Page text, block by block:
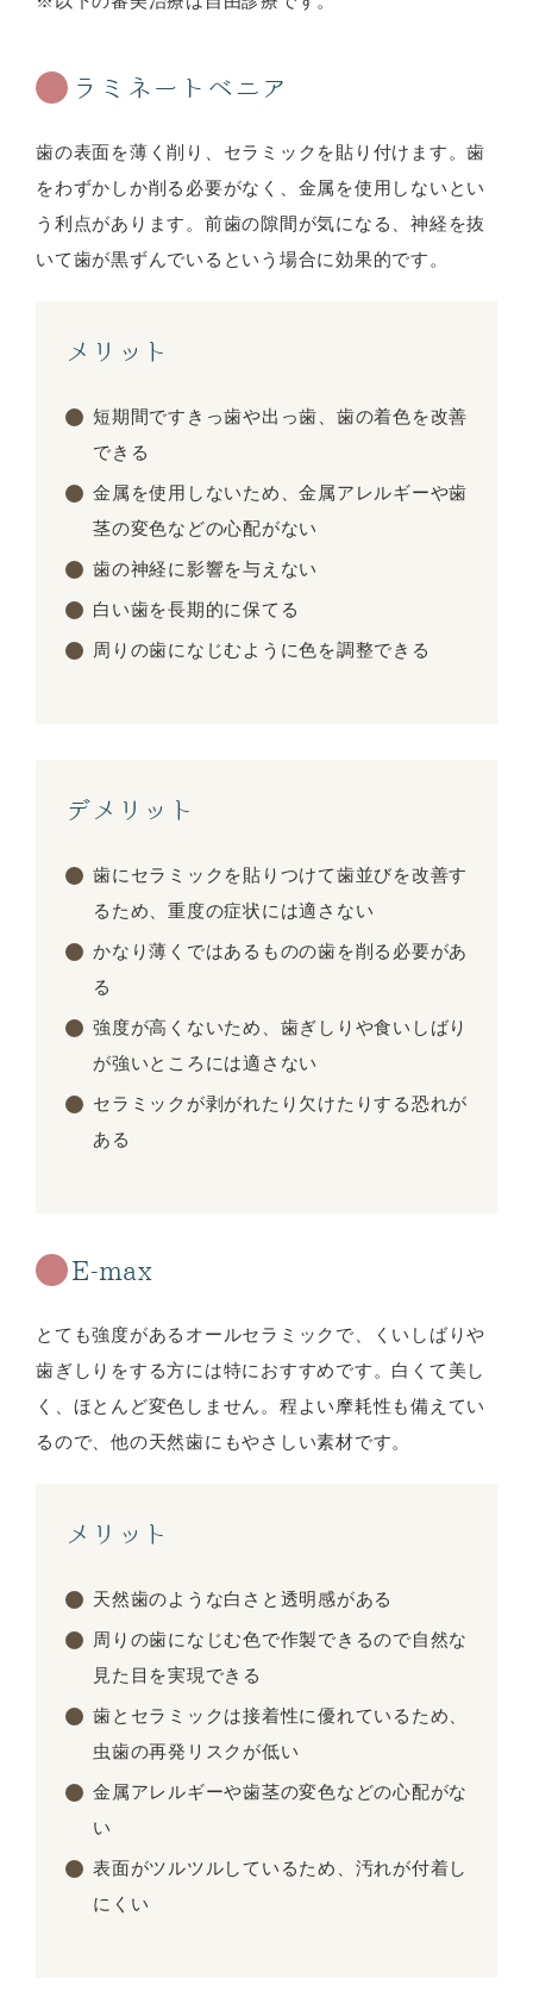
ラミネートベニア
歯の表面を薄く削り、セラミックを貼り付けます。歯
をわずかしか削る必要がなく、金属を使用しないとい
う利点があります。前歯の隙間が気になる、神経を抜
いて歯が黒ずんでいるという場合に効果的です。
メリット
短期間ですきっ歯や出っ歯、歯の着色を改善
できる
金属を使用しないため、金属アレルギーや歯
茎の変色などの心配がない
歯の神経に影響を与えない
白い歯を長期的に保てる
周りの歯になじむように色を調整できる
デメリット
歯にセラミックを貼りつけて歯並びを改善す
るため、重度の症状には適さない
かなり薄くではあるものの歯を削る必要があ
る
強度が高くないため、歯ぎしりや食いしばり
が強いところには適さない
セラミックが剥がれたり欠けたりする恐れが
ある
E-max
とても強度があるオールセラミックで、くいしばりや
歯ぎしりをする方には特におすすめです。白くて美し
く、ほとんど変色しません。程よい摩耗性も備えてい
るので、他の天然歯にもやさしい素材です。
メリット
天然歯のような白さと透明感がある
周りの歯になじむ色で作製できるので自然な
見た目を実現できる
歯とセラミックは接着性に優れているため、
虫歯の再発リスクが低い
金属アレルギーや歯茎の変色などの心配がな
い
表面がツルツルしているため、汚れが付着し
にくい